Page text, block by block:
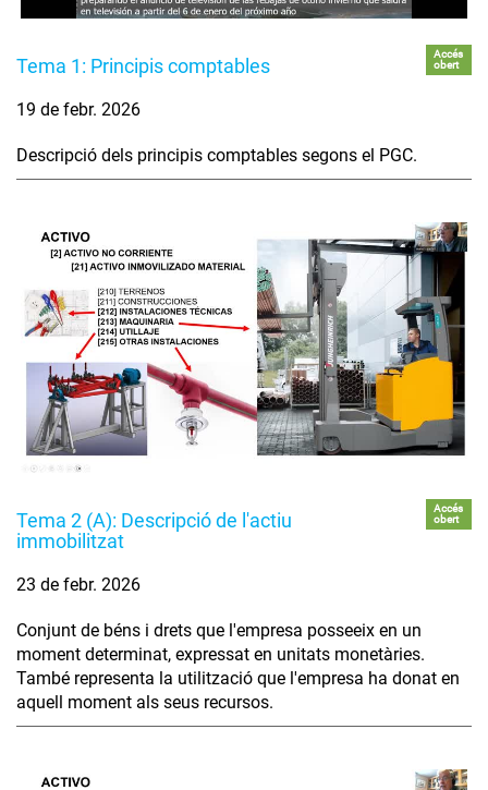
Tema 1: Principis comptables
Accés
obert
19 de febr. 2026
Descripció dels principis comptables segons el PGC.
Tema 2 (A): Descripció de l'actiu
immobilitzat
Accés
obert
23 de febr. 2026
Conjunt de béns i drets que l'empresa posseeix en un
moment determinat, expressat en unitats monetàries.
També representa la utilització que l'empresa ha donat en
aquell moment als seus recursos.